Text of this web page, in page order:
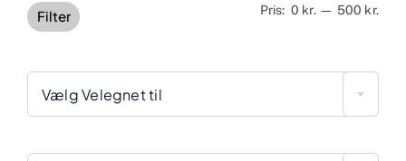
Filter Pris: 0 kr.— 500 kr.
Vælg Velegnet til